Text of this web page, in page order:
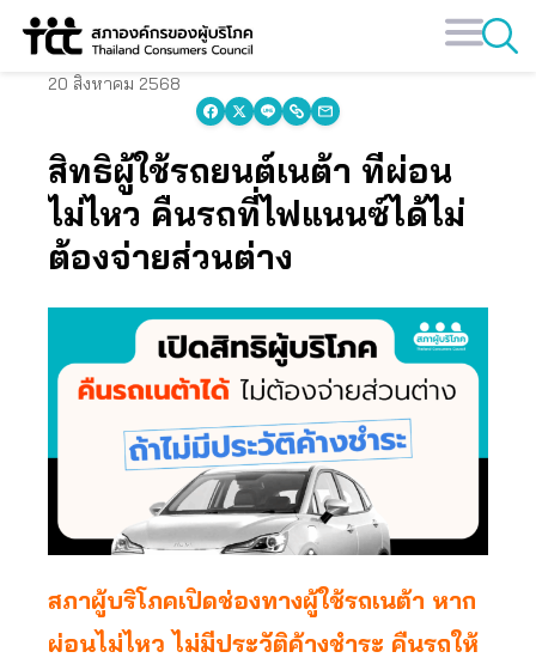
Skip
20 สิงหาคม 2568
สิทธิผู้ใช้รถยนต์เนต้า ที่ผ่อน
ไม่ไหว คืนรถที่ไฟแนนซ์ได้ไม่
ต้องจ่ายส่วนต่าง
สภาผู้บริโภคเปิดช่องทางผู้ใช้รถเนต้า หาก
ผ่อนไม่ไหว ไม่มีประวัติค้างชำระ คืนรถให้